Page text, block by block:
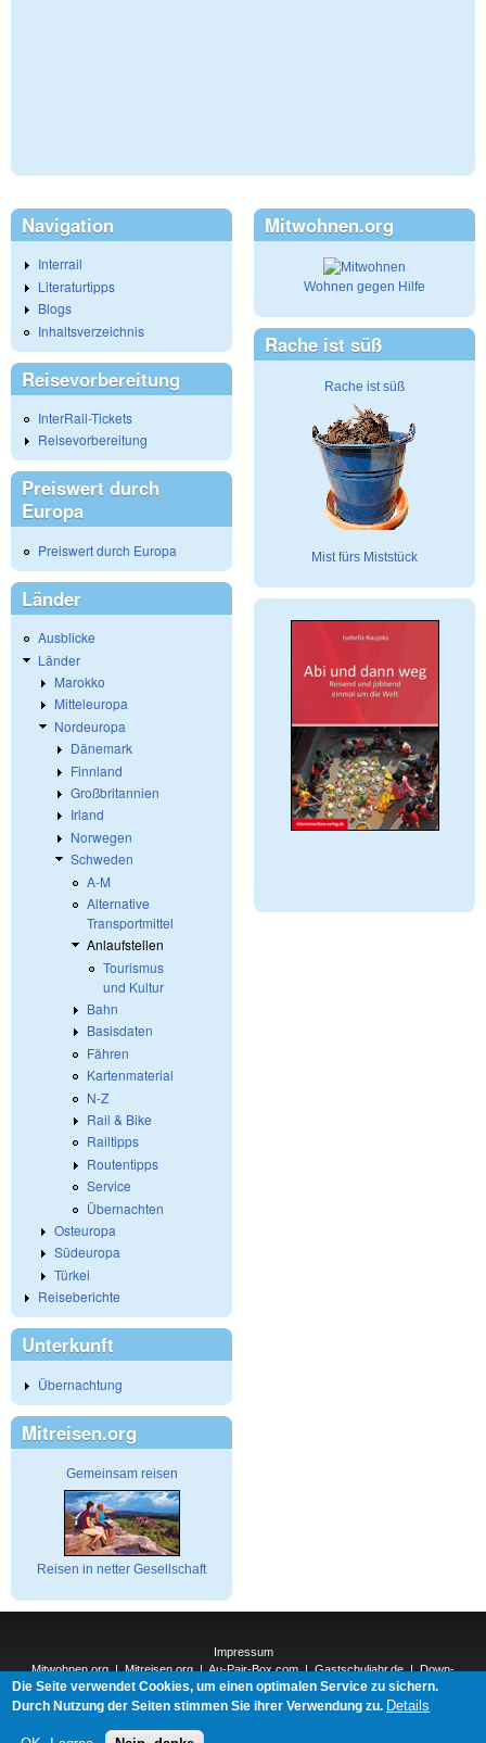
Navigation
Interrail
Literaturtipps
Blogs
Inhaltsverzeichnis
Reisevorbereitung
InterRail-Tickets
Reisevorbereitung
Preiswert durch
Europa
Preiswert durch Europa
Länder
Ausblicke
Länder
Marokko
Mitteleuropa
Nordeuropa
Dänemark
Finnland
Großbritannien
Irland
Norwegen
Schweden
A-M
Alternative
Transportmittel
Anlaufstellen
Tourismus
und Kultur
Bahn
Basisdaten
Fähren
Kartenmaterial
N-Z
Rail & Bike
Railtipps
Routentipps
Service
Übernachten
Osteuropa
Südeuropa
Türkei
Reiseberichte
Unterkunft
Übernachtung
Mitreisen.org
Gemeinsam reisen
Reisen in netter Gesellschaft
Mitwohnen.org
Wohnen gegen Hilfe
Rache ist süß
Rache ist süß
Mist fürs Miststück
Impressum
Mitwohnen.org|Mitreisen.org|Au-Pair-Box.com|Gastschuljahr.de|Down-
Under.org |Elderpair.com|
Interconnections-Verlag.de|Natur-und-Umwelt.org|ReiseTops.com|
Die Seite verwendet Cookies, um einen optimalen Service zu sichern.
Durch Nutzung der Seiten stimmen Sie ihrer Verwendung zu. Details